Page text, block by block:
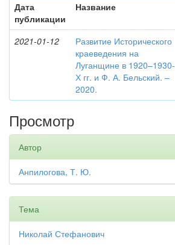
Дата
публикации
Название
2021-01-12
Развитие Исторического
краеведения на
Луганщине в 1920–1930-
Х гг. и Ф. А. Бельский. –
2020.
Просмотр
Автор
Анпилогова, Т. Ю.
Тема
Николай Стефанович